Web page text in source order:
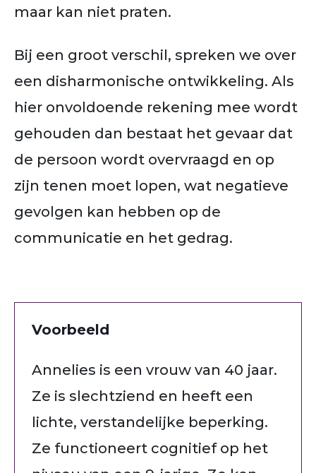
maar kan niet praten.
Bij een groot verschil, spreken we over
een disharmonische ontwikkeling. Als
hier onvoldoende rekening mee wordt
gehouden dan bestaat het gevaar dat
de persoon wordt overvraagd en op
zijn tenen moet lopen, wat negatieve
gevolgen kan hebben op de
communicatie en het gedrag.
Voorbeeld
Annelies is een vrouw van 40 jaar.
Ze is slechtziend en heeft een
lichte, verstandelijke beperking.
Ze functioneert cognitief op het